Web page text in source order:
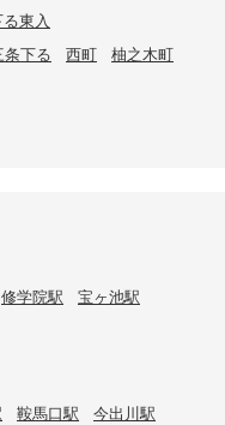
東入
下る 西町 柚之木町
修学院駅
宝ヶ池駅
鞍馬口駅
今出川駅